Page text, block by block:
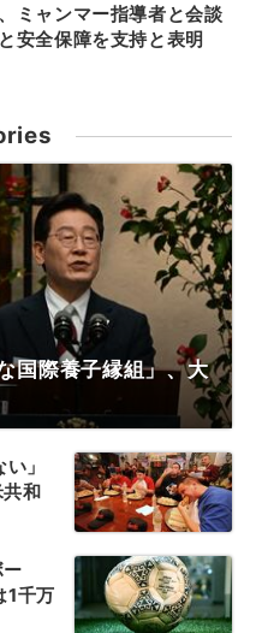
ミャンマー指導者と会談
安全保障を支持と表明
国際養子縁組」、大
」
和
1千万